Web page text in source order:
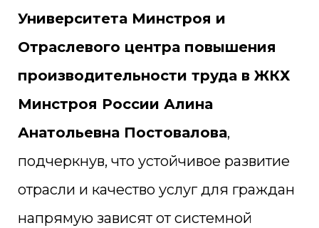
Университета Минстроя и
Отраслевого центра повышения
производительности труда в ЖКХ
Минстроя России Алина
Анатольевна Постовалова,
подчеркнув, что устойчивое развитие
отрасли и качество услуг для граждан
напрямую зависят от системной